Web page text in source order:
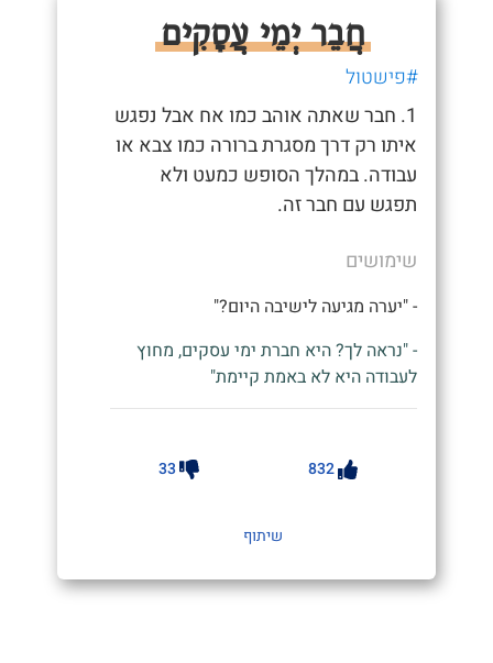
חֲבֵר יְמֵי עֲסָקִים
#פישטול
1. חבר שאתה אוהב כמו אח אבל נפגש
איתו רק דרך מסגרת ברורה כמו צבא או
עבודה. במהלך הסופש כמעט ולא
תפגש עם חבר זה.
שימושים
- "יערה מגיעה לישיבה היום?"
- "נראה לך? היא חברת ימי עסקים, מחוץ
לעבודה היא לא באמת קיימת"
832
33
שיתוף